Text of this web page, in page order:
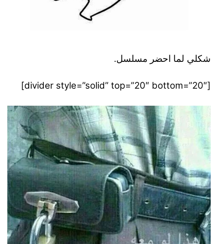
شكلي لما احضر مسلسل.
[divider style=”solid” top=”20″ bottom=”20″]